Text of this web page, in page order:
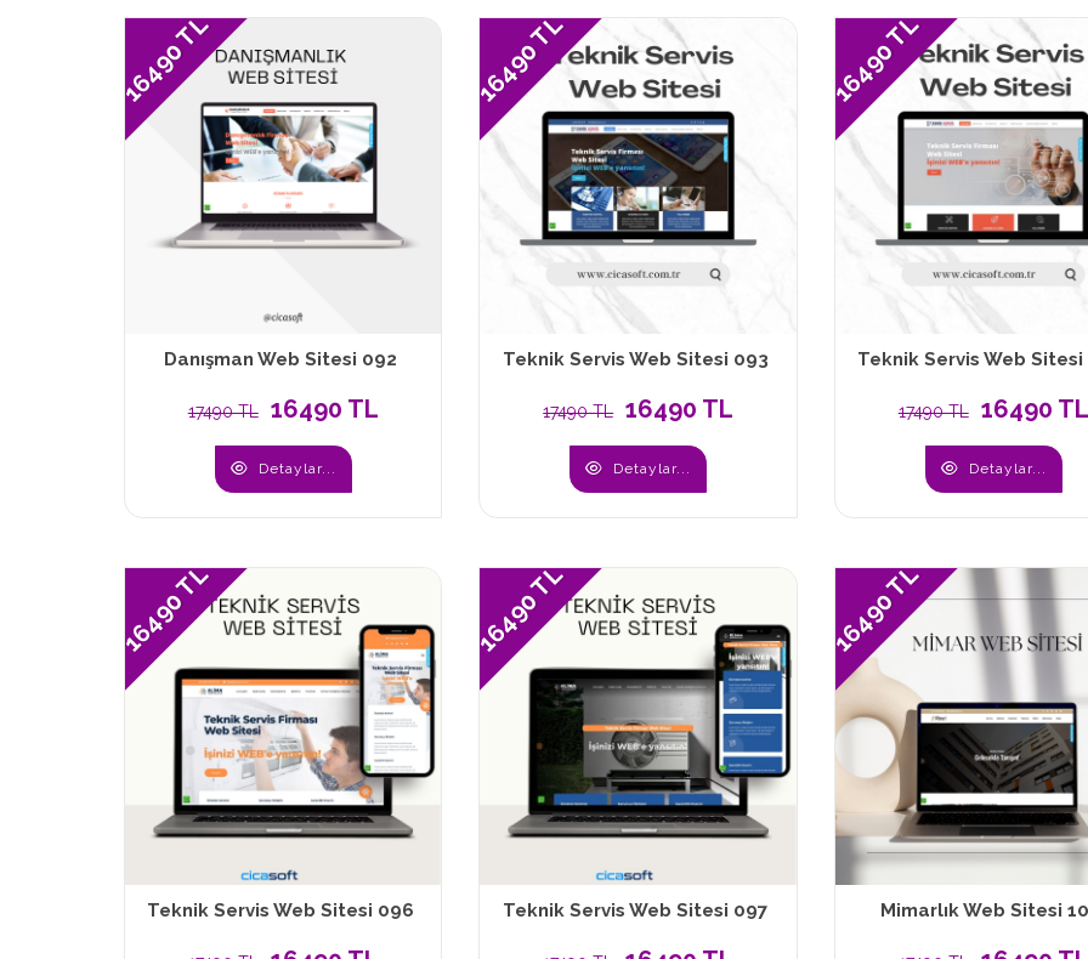
16490 TL
Danışman Web Sitesi 092
17490 TL 16490 TL
Detaylar...
16490 TL
Teknik Servis Web Sitesi 093
17490 TL 16490 TL
Detaylar...
16490 TL
Teknik Servis Web
17490 TL 16490 TL
Detaylar...
16490 TL
Teknik Servis Web Sitesi 096
16490 TL
Teknik Servis Web Sitesi 097
16490 TL
Mimarlık Web Sitesi